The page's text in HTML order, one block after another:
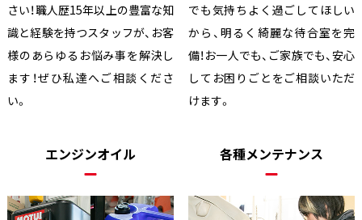
さい！職人歴15年以上の豊富な知
識と経験を持つスタッフが、お客
様のあらゆるお悩み事を解決し
ます！ぜひ私達へご相談くださ
い。
でも気持ちよく過ごしてほしい
から、明るく綺麗な待合室を完
備！お一人でも、ご家族でも、安心
してお困りごとをご相談いただ
けます。
エンジンオイル 各種メンテナンス